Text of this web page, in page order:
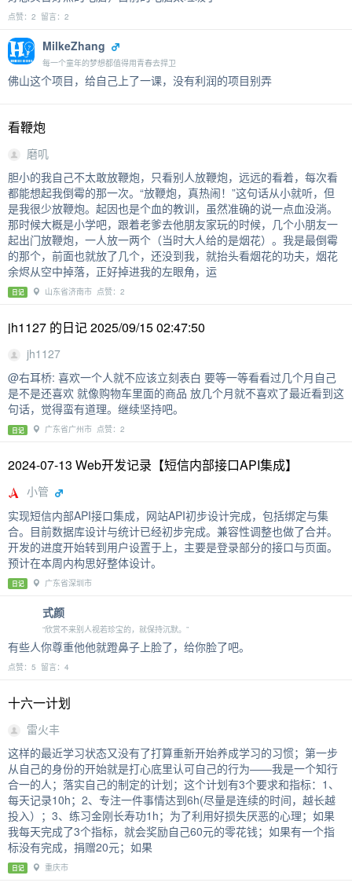
点赞：2 留言：2
MilkeZhang
每一个童年的梦想都值得用青春去捍卫
佛山这个项目，给自己上了一课，没有利润的项目别弄
看鞭炮
磨叽
胆小的我自己不太敢放鞭炮，只看别人放鞭炮，远远的看着，每次看
都能想起我倒霉的那一次。“放鞭炮，真热闹！”这句话从小就听，但
是我很少放鞭炮。起因也是个血的教训，虽然准确的说一点血没淌。
那时候大概是小学吧，跟着老爹去他朋友家玩的时候，几个小朋友一
起出门放鞭炮，一人放一两个（当时大人给的是烟花）。我是最倒霉
的那个，前面也就放了几个，还没到我，就抬头看烟花的功夫，烟花
余烬从空中掉落，正好掉进我的左眼角，运
日记 山东省济南市 点赞：2
jh1127 的日记 2025/09/15 02:47:50
jh1127
@右耳桥: 喜欢一个人就不应该立刻表白 要等一等看看过几个月自己
是不是还喜欢 就像购物车里面的商品 放几个月就不喜欢了最近看到这
句话，觉得蛮有道理。继续坚持吧。
日记 广东省广州市 点赞：2
2024-07-13 Web开发记录【短信内部接口API集成】
小管
实现短信内部API接口集成，网站API初步设计完成，包括绑定与集
合。目前数据库设计与统计已经初步完成。兼容性调整也做了合并。
开发的进度开始转到用户设置于上，主要是登录部分的接口与页面。
预计在本周内构思好整体设计。
日记 广东省深圳市
式颜
“欣赏不来别人视若珍宝的，就保持沉默。”
有些人你尊重他他就蹬鼻子上脸了，给你脸了吧。
点赞：5 留言：4
十六一计划
雷火丰
这样的最近学习状态又没有了打算重新开始养成学习的习惯；第一步
从自己的身份的开始就是打心底里认可自己的行为——我是一个知行
合一的人；落实自己的制定的计划；这个计划有3个要求和指标：1、
每天记录10h；2、专注一件事情达到6h(尽量是连续的时间，越长越
投入）；3、练习金刚长寿功1h；为了利用好损失厌恶的心理；如果
我每天完成了3个指标，就会奖励自己60元的零花钱；如果有一个指
标没有完成，捐赠20元；如果
日记 重庆市